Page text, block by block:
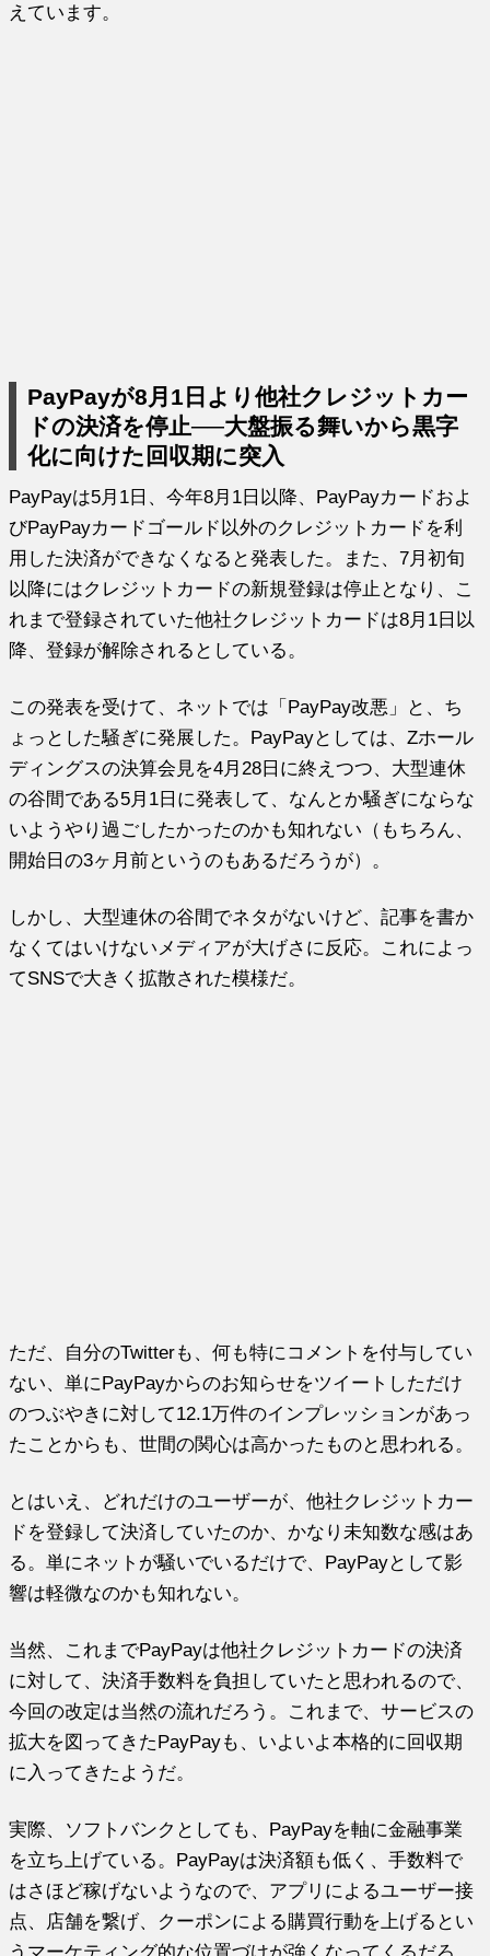
えています。
PayPayが8月1日より他社クレジットカー
ドの決済を停止──大盤振る舞いから黒字
化に向けた回収期に突入
PayPayは5月1日、今年8月1日以降、PayPayカードおよ
びPayPayカードゴールド以外のクレジットカードを利
用した決済ができなくなると発表した。また、7月初旬
以降にはクレジットカードの新規登録は停止となり、こ
れまで登録されていた他社クレジットカードは8月1日以
降、登録が解除されるとしている。
この発表を受けて、ネットでは「PayPay改悪」と、ち
ょっとした騒ぎに発展した。PayPayとしては、Zホール
ディングスの決算会見を4月28日に終えつつ、大型連休
の谷間である5月1日に発表して、なんとか騒ぎにならな
いようやり過ごしたかったのかも知れない（もちろん、
開始日の3ヶ月前というのもあるだろうが）。
しかし、大型連休の谷間でネタがないけど、記事を書か
なくてはいけないメディアが大げさに反応。これによっ
てSNSで大きく拡散された模様だ。
ただ、自分のTwitterも、何も特にコメントを付与してい
ない、単にPayPayからのお知らせをツイートしただけ
のつぶやきに対して12.1万件のインプレッションがあっ
たことからも、世間の関心は高かったものと思われる。
とはいえ、どれだけのユーザーが、他社クレジットカー
ドを登録して決済していたのか、かなり未知数な感はあ
る。単にネットが騒いでいるだけで、PayPayとして影
響は軽微なのかも知れない。
当然、これまでPayPayは他社クレジットカードの決済
に対して、決済手数料を負担していたと思われるので、
今回の改定は当然の流れだろう。これまで、サービスの
拡大を図ってきたPayPayも、いよいよ本格的に回収期
に入ってきたようだ。
実際、ソフトバンクとしても、PayPayを軸に金融事業
を立ち上げている。PayPayは決済額も低く、手数料で
はさほど稼げないようなので、アプリによるユーザー接
点、店舗を繋げ、クーポンによる購買行動を上げるとい
うマーケティング的な位置づけが強くなってくるだろ